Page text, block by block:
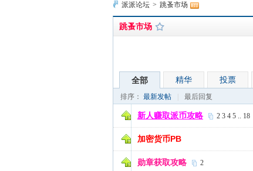
派派论坛 > 跳蚤市场
跳蚤市场
全部 精华 投票
排序： 最新发帖 最后回复
新人赚取派币攻略 2 3 4 5 .. 18
加密货币PB
勋章获取攻略 2